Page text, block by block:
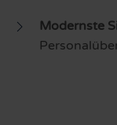
Modernste